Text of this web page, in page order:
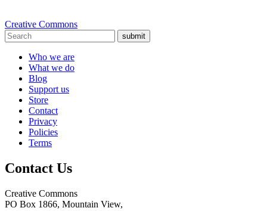
Creative Commons
submit
Who we are
What we do
Blog
Support us
Store
Contact
Privacy
Policies
Terms
Contact Us
Creative Commons
PO Box 1866, Mountain View,